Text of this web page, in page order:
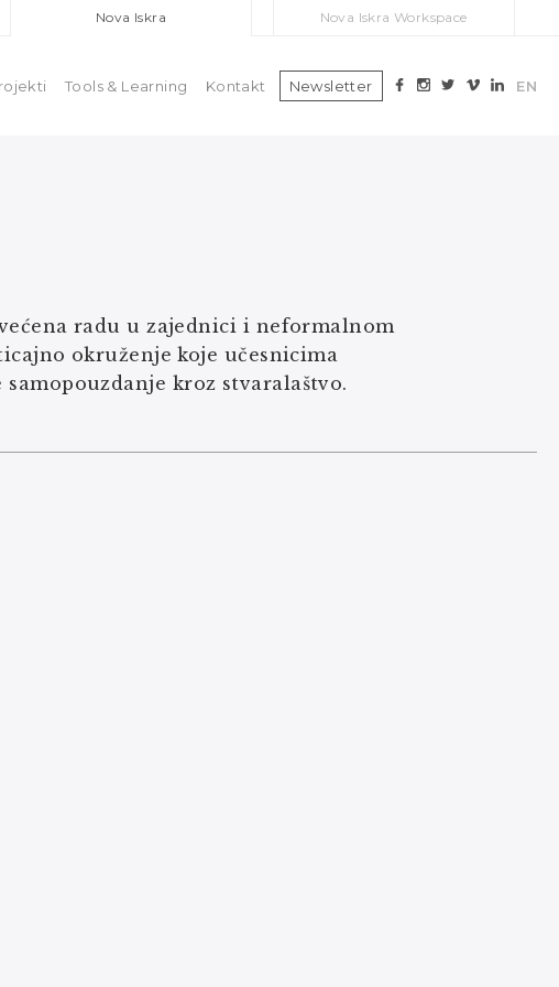
Nova Iskra Nova Iskra Workspace
Tools & Learning Kontakt Newsletter EN
radu u zajednici i neformalnom
okruženje koje učesnicima
kroz stvaralaštvo.